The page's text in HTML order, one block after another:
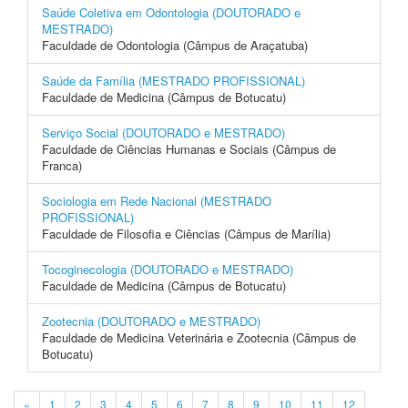
Saúde Coletiva em Odontologia (DOUTORADO e
MESTRADO)
Faculdade de Odontologia (Câmpus de Araçatuba)
Saúde da Família (MESTRADO PROFISSIONAL)
Faculdade de Medicina (Câmpus de Botucatu)
Serviço Social (DOUTORADO e MESTRADO)
Faculdade de Ciências Humanas e Sociais (Câmpus de
Franca)
Sociologia em Rede Nacional (MESTRADO
PROFISSIONAL)
Faculdade de Filosofia e Ciências (Câmpus de Marília)
Tocoginecologia (DOUTORADO e MESTRADO)
Faculdade de Medicina (Câmpus de Botucatu)
Zootecnia (DOUTORADO e MESTRADO)
Faculdade de Medicina Veterinária e Zootecnia (Câmpus de
Botucatu)
« 1 2 3 4 5 6 7 8 9 10 11 12